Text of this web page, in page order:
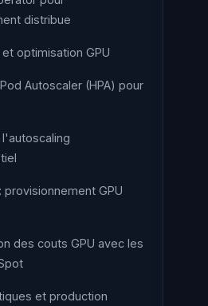
distribue
optimisation GPU
Autoscaler (HPA) pour
l'autoscaling
provisionnement GPU
des couts GPU avec les
et production